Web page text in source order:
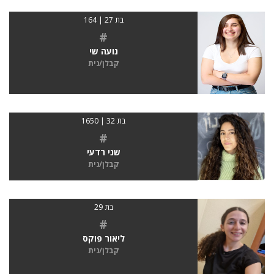
בת 27 | 164
#
נועה שי
קבלן/נית
בת 32 | 1650
#
שני רדעי
קבלן/נית
בת 29
#
ליאור פוקס
קבלן/נית